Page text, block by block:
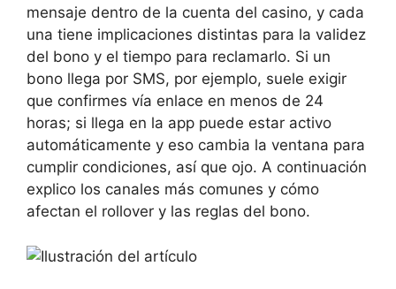
mensaje dentro de la cuenta del casino, y cada
una tiene implicaciones distintas para la validez
del bono y el tiempo para reclamarlo. Si un
bono llega por SMS, por ejemplo, suele exigir
que confirmes vía enlace en menos de 24
horas; si llega en la app puede estar activo
automáticamente y eso cambia la ventana para
cumplir condiciones, así que ojo. A continuación
explico los canales más comunes y cómo
afectan el rollover y las reglas del bono.